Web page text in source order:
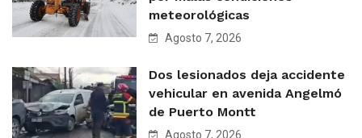
meteorológicas
Agosto 7, 2026
Dos lesionados deja accidente
vehicular en avenida Angelmó
de Puerto Montt
Agosto 7, 2026